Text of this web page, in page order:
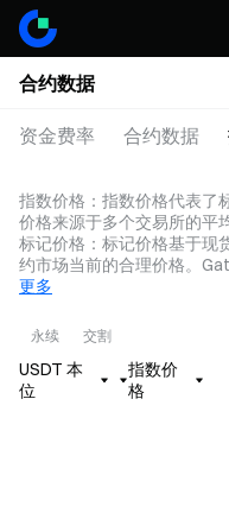
合约数据
资金费率 合约数据
指数价格：指数价格代表了
价格来源于多个交易所的平
标记价格：标记价格基于现
约市场当前的合理价格。
更多
永续 交割
USDT 本
位
指数价
格